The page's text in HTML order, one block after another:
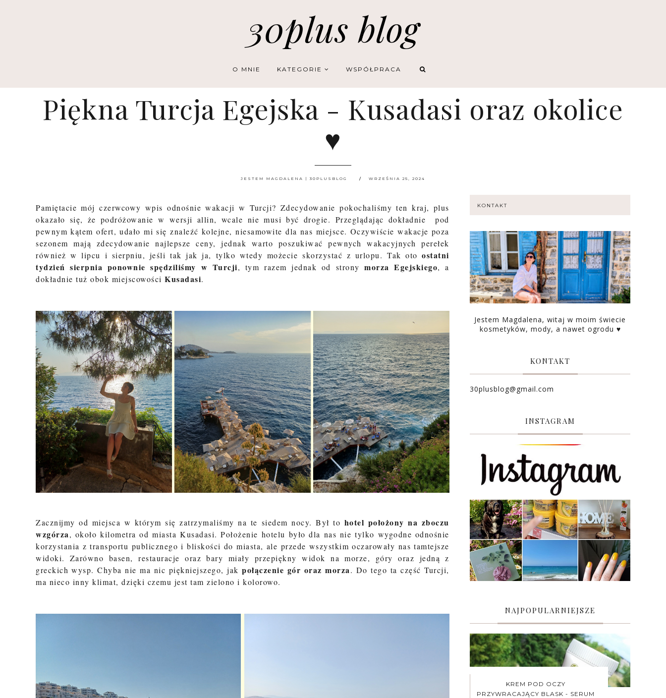
30plus blog
O MNIE KATEGORIE WSPÓŁPRACA
Piękna Turcja Egejska - Kusadasi oraz okolice
♥
JESTEM MAGDALENA | 30PLUSBLOG WRZEŚNIA 25, 2024
Pamiętacie mój czerwcowy wpis odnośnie wakacji w Turcji? Zdecydowanie pokochaliśmy ten kraj, plus
okazało się, że podróżowanie w wersji allin, wcale nie musi być drogie. Przeglądając dokładnie pod
pewnym kątem ofert, udało mi się znaleźć kolejne, niesamowite dla nas miejsce. Oczywiście wakacje poza
sezonem mają zdecydowanie najlepsze ceny, jednak warto poszukiwać pewnych wakacyjnych perełek
również w lipcu i sierpniu, jeśli tak jak ja, tylko wtedy możecie skorzystać z urlopu. Tak otoostatni
tydzień sierpnia ponownie spędziliśmy w Turcji, tym razem jednak od stronymorza Egejskiego, a
dokładnie tuż obok miejscowości Kusadasi.
Zacznijmy od miejsca w którym się zatrzymaliśmy na te siedem nocy. Był to hotel położony na zboczu
wzgórza, około kilometra od miasta Kusadasi. Położenie hotelu było dla nas nie tylko wygodne odnośnie
korzystania z transportu publicznego i bliskości do miasta, ale przede wszystkim oczarowały nas tamtejsze
widoki. Zarówno basen, restauracje oraz bary miały przepiękny widok na morze, góry oraz jedną z
greckich wysp. Chyba nie ma nic piękniejszego, jakpołączenie gór oraz morza. Do tego ta część Turcji,
ma nieco inny klimat, dzięki czemu jest tam zielono i kolorowo.
KONTAKT
Jestem Magdalena, witaj w moim świecie
kosmetyków, mody, a nawet ogrodu ♥
KONTAKT
30plusblog@gmail.com
INSTAGRAM
NAJPOPULARNIEJSZE
KREM POD OCZY
PRZYWRACAJĄCY BLASK - SERUM